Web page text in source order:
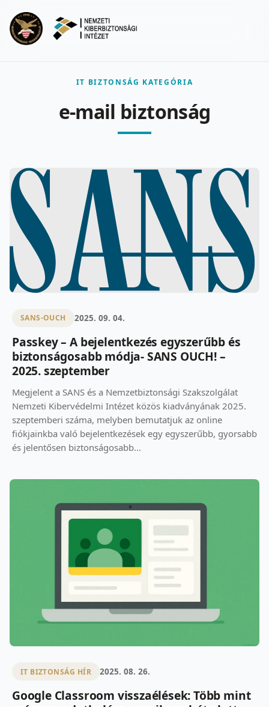
IT BIZTONSÁG KATEGÓRIA
e-mail biztonság
SANS-OUCH 2025. 09. 04.
Passkey – A bejelentkezés egyszerűbb és
biztonságosabb módja- SANS OUCH! –
2025. szeptember
Megjelent a SANS és a Nemzetbiztonsági Szakszolgálat
Nemzeti Kibervédelmi Intézet közös kiadványának 2025.
szeptemberi száma, melyben bemutatjuk az online
fiókjainkba való bejelentkezések egy egyszerűbb, gyorsabb
és jelentősen biztonságosabb...
IT BIZTONSÁG HÍR 2025. 08. 26.
Google Classroom visszaélések: Több mint